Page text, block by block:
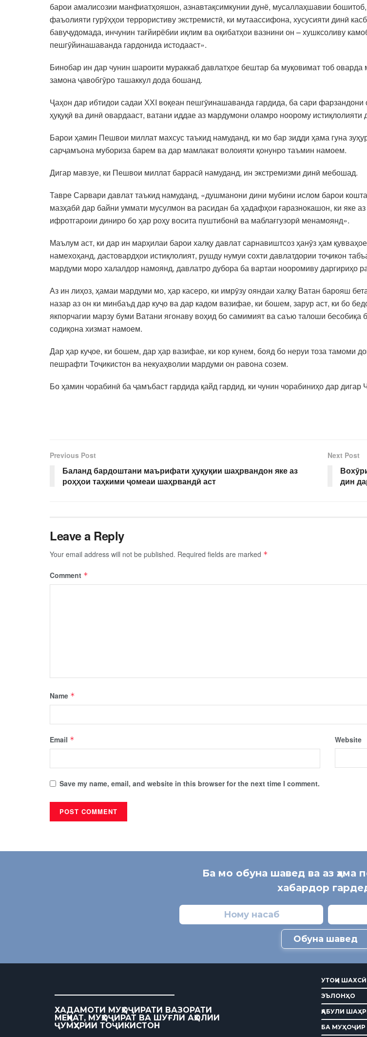
барои амалисозии манфиатҳояшон, азнавтақсимкунии дунё, мусаллаҳшавии
фаъолияти гурӯҳҳои террористиву экстремистӣ, ки мутаассифона, хусусияти динӣ
бавуҷудомада, инчунин тағйирёбии иқлим ва оқибатҳои вазнини он – хушксоливу
пешгӯйинашаванда гардонида истодааст».
Бинобар ин дар чунин шароити мураккаб давлатҳое бештар ба муқовимат тоб
замона ҷавобгӯро ташаккул дода бошанд.
Ҷаҳон дар ибтидои садаи ХХI воқеан пешгӯинашаванда гардида, ба сари
ҳуқуқӣ ва динӣ овардааст, ватани иддае аз мардумони оламро ноорому истиқлолияти
Барои ҳамин Пешвои миллат махсус таъкид намуданд, ки мо бар зидди ҳама гуна
сарҷамъона мубориза барем ва дар мамлакат волоияти қонунро таъмин намоем.
Дигар мавзуе, ки Пешвои миллат баррасӣ намуданд, ин экстремизми динӣ мебошад.
Тавре Сарвари давлат таъкид намуданд, «душманони дини мубини ислом барои
мазҳабӣ дар байни уммати мусулмон ва расидан ба ҳадафҳои ғаразнокашон, ки яке
ифротгароии диниро бо ҳар роҳу восита пуштибонӣ ва маблағгузорӣ менамоянд».
Маълум аст, ки дар ин марҳилаи барои халқу давлат сарнавиштсоз ҳанӯз ҳам
намехоҳанд, дастовардҳои истиқлолият, рушду нумуи сохти давлатдории тоҷикон
мардуми моро халалдор намоянд, давлатро дубора ба вартаи нооромиву даргириҳо
Аз ин лиҳоз, ҳамаи мардуми мо, ҳар касеро, ки имрӯзу ояндаи халқу Ватан барояш
назар аз он ки минбаъд дар куҷо ва дар кадом вазифае, ки бошем, зарур аст, ки бо
якпорчагии марзу буми Ватани ягонаву воҳид бо самимият ва саъю талоши
содиқона хизмат намоем.
Дар ҳар куҷое, ки бошем, дар ҳар вазифае, ки кор кунем, бояд бо неруи тоза тамоми
пешрафти Тоҷикистон ва некуаҳволии мардуми он равона созем.
Бо ҳамин чорабинӣ ба ҷамъбаст гардида қайд гардид, ки чунин чорабиниҳо дар
Previous Post
Баланд бардоштани маърифати ҳуқуқии шаҳрвандон яке аз
роҳҳои таҳкими ҷомеаи шаҳрвандӣ аст
Next Post
дин
Leave a Reply
Your email address will not be published. Required fields are marked *
Comment *
Name *
Email * Website
Save my name, email, and website in this browser for the next time I comment.
Ба мо обуна шавед ва аз ҳама
хабардор
Обуна шавед
ХАДАМОТИ МУҲОҶИРАТИ ВАЗОРАТИ
МЕҲНАТ, МУҲОҶИРАТ ВА ШУҒЛИ АҲОЛИИ
ҶУМҲУРИИ ТОҶИКИСТОН
УТОҚИ ШАХСӢ
ЭЪЛОНҲО
ҚАБУЛИ
БА МУҲОҶИР